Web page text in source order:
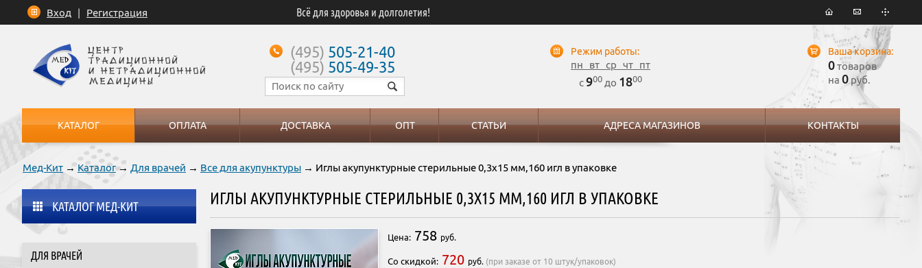
Мед-Кит →Каталог→ Для врачей → Все для акупунктуры → Иглы акупунктурные стерильные 0,3х15 мм,160 игл в упаковке
ИГЛЫ АКУПУНКТУРНЫЕ СТЕРИЛЬНЫЕ 0,3Х15 ММ,160 ИГЛ В УПАКОВКЕ
Цена: 758 руб.
Со скидкой: 720 руб. (при заказе от 10 штук/упаковок)
КАТАЛОГ МЕД-КИТ
ДЛЯ ВРАЧЕЙ
(495) 505-21-40
(495) 505-49-35
Режим работы:
пн вт ср чт пт
с900 до 1800
Ваша корзина:
0товаров
на 0 руб.
КАТАЛОГ ОПЛАТА ДОСТАВКА ОПТ СТАТЬИ АДРЕСА МАГАЗИНОВ КОНТАКТЫ
Вход | Регистрация Всё для здоровья и долголетия!